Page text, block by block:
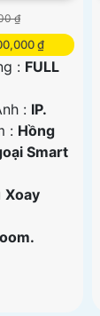
₫
₫
: FULL
: IP.
: Hồng
Smart
Xoay